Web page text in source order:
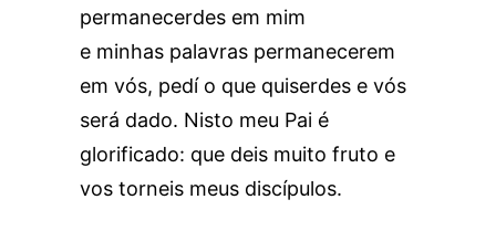
permanecerdes em mim
e minhas palavras permanecerem
em vós, pedí o que quiserdes e vós
será dado. Nisto meu Pai é
glorificado: que deis muito fruto e
vos torneis meus discípulos.